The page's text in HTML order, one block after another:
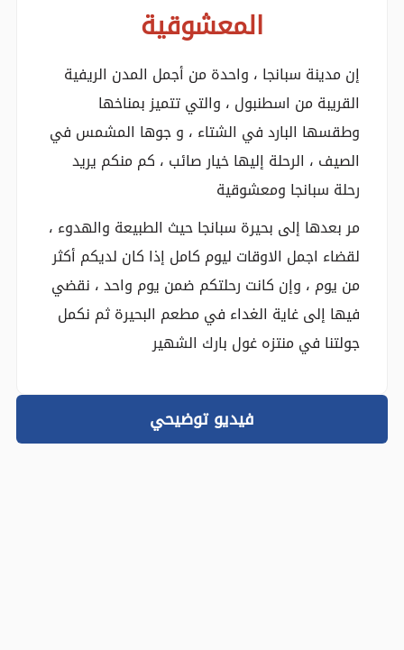
المعشوقية
إن مدينة سبانجا ، واحدة من أجمل المدن الريفية
القريبة من اسطنبول ، والتي تتميز بمناخها
وطقسها البارد في الشتاء ، و جوها المشمس في
الصيف ، الرحلة إليها خيار صائب ، كم منكم يريد
رحلة سبانجا ومعشوقية
مر بعدها إلى بحيرة سبانجا حيث الطبيعة والهدوء ،
لقضاء اجمل الاوقات ليوم كامل إذا كان لديكم أكثر
من يوم ، وإن كانت رحلتكم ضمن يوم واحد ، نقضي
فيها إلى غاية الغداء في مطعم البحيرة ثم نكمل
جولتنا في منتزه غول بارك الشهير
فيديو توضيحي